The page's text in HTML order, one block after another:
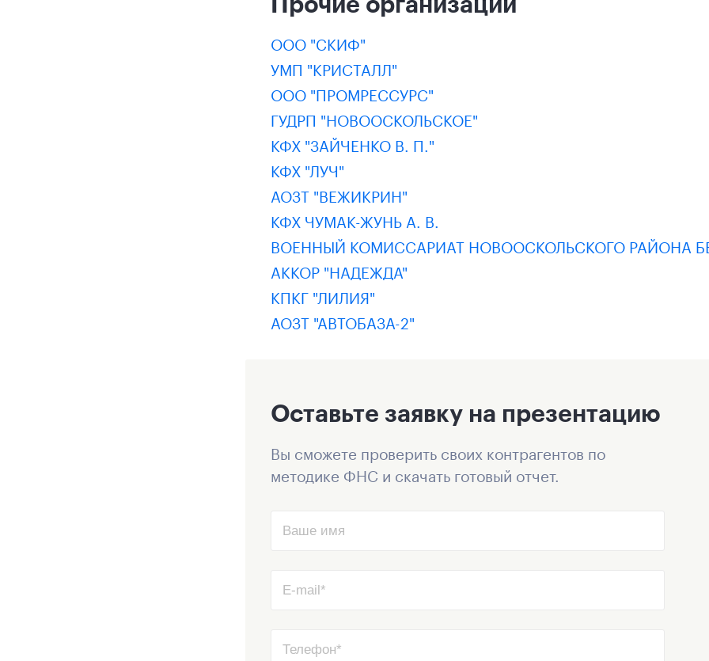
ООО "СКИФ"
УМП "КРИСТАЛЛ"
ООО "ПРОМРЕССУРС"
ГУДРП "НОВООСКОЛЬСКОЕ"
КФХ "ЗАЙЧЕНКО В. П."
КФХ "ЛУЧ"
АОЗТ "ВЕЖИКРИН"
КФХ ЧУМАК-ЖУНЬ А. В.
ВОЕННЫЙ КОМИССАРИАТ НОВООСКОЛЬСКОГО РАЙОНА
АККОР "НАДЕЖДА"
КПКГ "ЛИЛИЯ"
АОЗТ "АВТОБАЗА-2"
Оставьте заявку на презентацию
Вы сможете проверить своих контрагентов по
методике ФНС и скачать готовый отчет.